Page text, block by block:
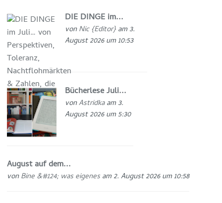
DIE DINGE im...
vonNic {Editor} am 3.
August 2026 um 10:53
Bücherlese Juli...
vonAstridkaam 3.
August 2026 um 5:30
August auf dem...
vonBine &#124; was eigenesam 2. August 2026 um 10:58